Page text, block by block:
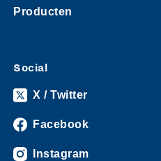
Producten
Social
X / Twitter
Facebook
Instagram